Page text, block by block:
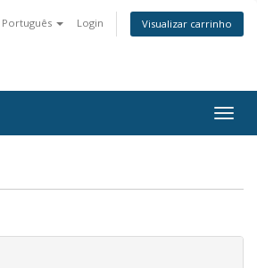
Português Login Visualizar carrinho